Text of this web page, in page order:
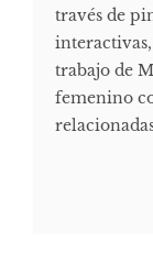
través de
trabajo de
femenino